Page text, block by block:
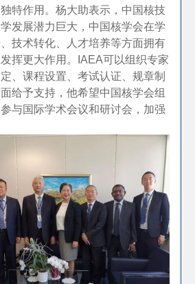
特作用。杨大助表示，中国核技
发展潜力巨大，中国核学会在学
技术转化、人才培养等方面拥有
挥更大作用。IAEA可以组织专家
、课程设置、考试认证、规章制
给予支持，他希望中国核学会组
与国际学术会议和研讨会，加强